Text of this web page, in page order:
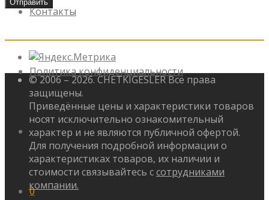
Контакты
Политика конфиденциальности
0
© 2006 – 2026. CHETKIGESLER Все права
защищены.
Приведённые цены и характеристики товаров
носят исключительно ознакомительный
характер и не являются публичной офертой.
Для получения подробной информации о
характеристиках товаров, их наличии и
стоимости связывайтесь ссотрудниками
компании.